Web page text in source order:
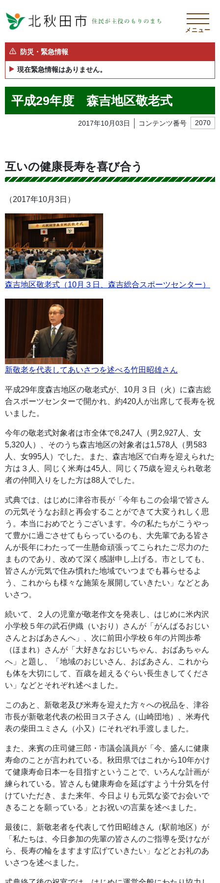
メニュー
防災・緊急情報
現在緊急情報はありません。
平成29年度 森吉地区敬老式
2017年10月03日 コンテンツ番号 2070
互いの健康長寿を喜び合う
（2017年10月3日）
森吉地区敬老式（10月３日、森吉総合スポーツセンター）
新敬老を代表してあいさつを述べる竹田昭雄さん
平成29年度森吉地区の敬老式が、10月３日（火）に森吉総
合スポーツセンターで開かれ、約420人が出席して長寿を祝
いました。
今年の敬老式対象者は市全体で8,247人（男2,927人、女
5,320人）、そのうち森吉地区の対象者は1,578人（男583
人、女995人）でした。また、森吉地区で白寿を迎えられた
方は３人、同じく米寿は45人、同じく75歳を迎えられ敬老
者の仲間入りをした方は88人でした。
式典では、はじめに津谷市長が「今年もこの会場で皆さん
の元気そうなお顔と再会することができて大変うれしく思
う。本当におめでとうございます。今の私たちがこうやっ
て豊かに過ごさせてもらっているのも、大先輩である皆さ
んが長年にわたって一生懸命頑張ってこられたご尽力のた
まものであり、改めて深く感謝申し上げる。市としても、
皆さんが元気で住み慣れた地域でいつまでも暮らせるよ
う、これからも様々な施策を展開していきたい」などとあ
いさつ。
続いて、２人の児童が敬老作文を発表し、はじめに米内沢
小学校５年の武石伊織（いおり）さんが「がんばるおじい
さんとおばあさんへ」、次に前田小学校６年の片岡歩希
（ほまれ）さんが「大好きなおじいちゃん、おばあちゃん
へ」と題し、「地域のおじいさん、おばあさん、これから
も体を大切にして、百歳を超えるぐらい長生きしてくださ
い」などとそれぞれ述べました。
このあと、新敬老及び米寿を迎えた方々への祝品を、津谷
市長が新敬老代表の松田ヨス子さん（山崎団地）、米寿代
表の柴田ユミさん（小又）にそれぞれ手渡しました。
また、来賓の庄司健三郎・市議会議員が「今、盛んに健康
寿命のことが言われている。秋田県ではこれから10年かけ
て健康寿命日本一を目指すということで、いろんな計画が
練られている。皆さんも健康寿命を延ばすよう十分気を付
けていただき、また来年、今日よりも元気な姿でお会いで
きることを願っている」とお祝いの言葉を述べました。
最後に、新敬老者を代表して竹田昭雄さん（駅前地区）が
「私たちは、今日参加の先輩の皆さんのご指導を受けなが
ら、長寿の輪をますます広げていきたい」などとお礼のあ
いさつを述べました。